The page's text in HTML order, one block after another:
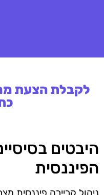
לקבלת הצעת
היבטים
הפיננסית
ניהול קריירה פיננסית